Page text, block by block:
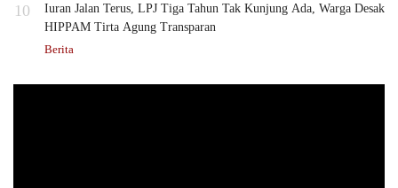
10
Iuran Jalan Terus, LPJ Tiga Tahun Tak Kunjung Ada, Warga Desak
HIPPAM Tirta Agung Transparan
Berita